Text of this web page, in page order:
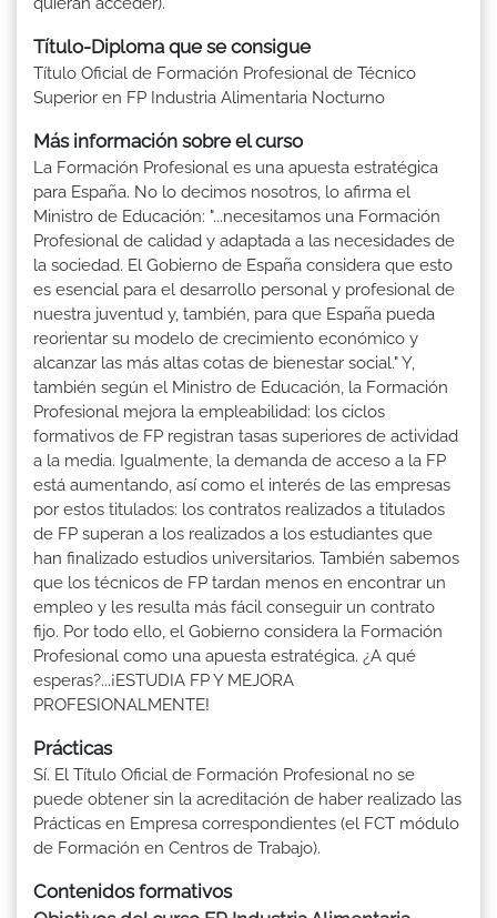
Título-Diploma que se consigue
Título Oficial de Formación Profesional de Técnico
Superior en FP Industria Alimentaria Nocturno
Más información sobre el curso
La Formación Profesional es una apuesta estratégica
para España. No lo decimos nosotros, lo afirma el
Ministro de Educación: "...necesitamos una Formación
Profesional de calidad y adaptada a las necesidades de
la sociedad. El Gobierno de España considera que esto
es esencial para el desarrollo personal y profesional de
nuestra juventud y, también, para que España pueda
reorientar su modelo de crecimiento económico y
alcanzar las más altas cotas de bienestar social." Y,
también según el Ministro de Educación, la Formación
Profesional mejora la empleabilidad: los ciclos
formativos de FP registran tasas superiores de actividad
a la media. Igualmente, la demanda de acceso a la FP
está aumentando, así como el interés de las empresas
por estos titulados: los contratos realizados a titulados
de FP superan a los realizados a los estudiantes que
han finalizado estudios universitarios. También sabemos
que los técnicos de FP tardan menos en encontrar un
empleo y les resulta más fácil conseguir un contrato
fijo. Por todo ello, el Gobierno considera la Formación
Profesional como una apuesta estratégica. ¿A qué
esperas?...¡ESTUDIA FP Y MEJORA
PROFESIONALMENTE!
Prácticas
Sí. El Título Oficial de Formación Profesional no se
puede obtener sin la acreditación de haber realizado las
Prácticas en Empresa correspondientes (el FCT módulo
de Formación en Centros de Trabajo).
Contenidos formativos